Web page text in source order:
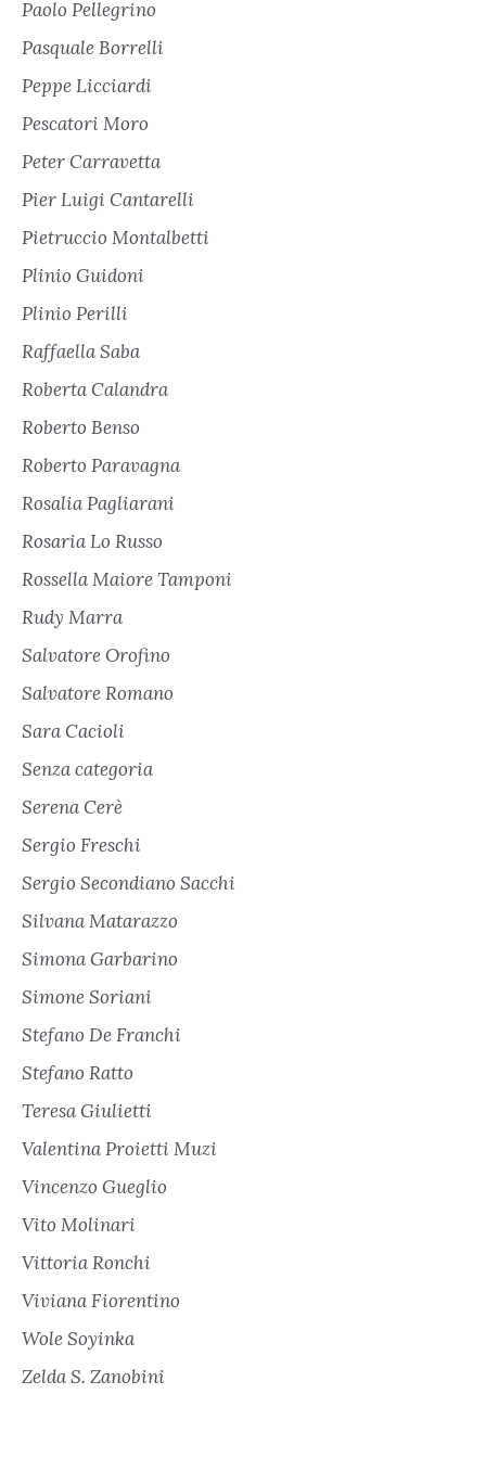
Paolo Pellegrino
Pasquale Borrelli
Peppe Licciardi
Pescatori Moro
Peter Carravetta
Pier Luigi Cantarelli
Pietruccio Montalbetti
Plinio Guidoni
Plinio Perilli
Raffaella Saba
Roberta Calandra
Roberto Benso
Roberto Paravagna
Rosalia Pagliarani
Rosaria Lo Russo
Rossella Maiore Tamponi
Rudy Marra
Salvatore Orofino
Salvatore Romano
Sara Cacioli
Senza categoria
Serena Cerè
Sergio Freschi
Sergio Secondiano Sacchi
Silvana Matarazzo
Simona Garbarino
Simone Soriani
Stefano De Franchi
Stefano Ratto
Teresa Giulietti
Valentina Proietti Muzi
Vincenzo Gueglio
Vito Molinari
Vittoria Ronchi
Viviana Fiorentino
Wole Soyinka
Zelda S. Zanobini